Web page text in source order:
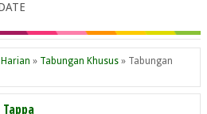
» Tabungan Khusus » Tabungan